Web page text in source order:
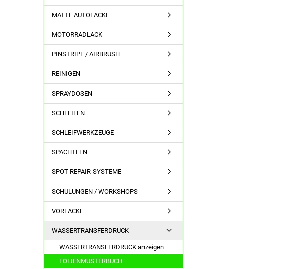
MATTE AUTOLACKE
MOTORRADLACK
PINSTRIPE / AIRBRUSH
REINIGEN
SPRAYDOSEN
SCHLEIFEN
SCHLEIFWERKZEUGE
SPACHTELN
SPOT-REPAIR-SYSTEME
SCHULUNGEN / WORKSHOPS
VORLACKE
WASSERTRANSFERDRUCK
WASSERTRANSFERDRUCK anzeigen
FOLIENMUSTERBUCH